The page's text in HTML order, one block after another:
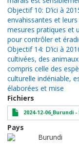
Objectif 10: D’ici à
envahissantes et
mesures pratiques et
pour contrôler et
Objectif 14: D’ici à
cultivées, des
compris celle des
culturelle indéniable,
élaborées et mise
Fichiers
2024-12-06_Burundi
Pays
Burundi